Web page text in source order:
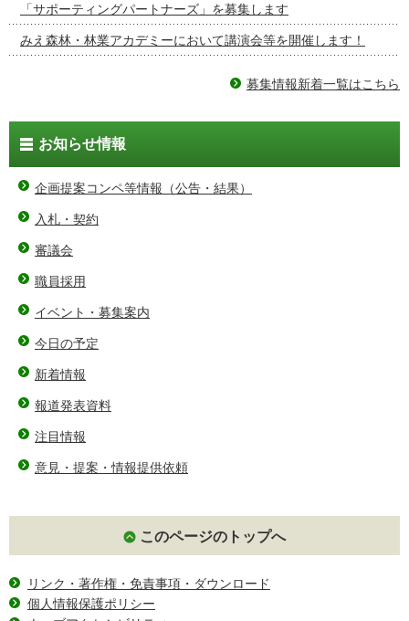
「サポーティングパートナーズ」を募集します
みえ森林・林業アカデミーにおいて講演会等を開催します！
募集情報新着一覧はこちら
お知らせ情報
企画提案コンペ等情報（公告・結果）
入札・契約
審議会
職員採用
イベント・募集案内
今日の予定
新着情報
報道発表資料
注目情報
意見・提案・情報提供依頼
このページのトップへ
リンク・著作権・免責事項・ダウンロード
個人情報保護ポリシー